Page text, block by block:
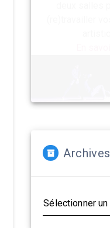
Archives